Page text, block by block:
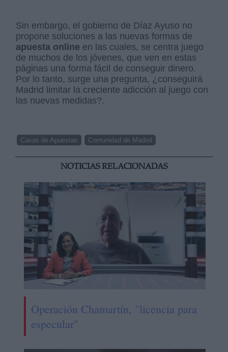
Sin embargo, el gobierno de Díaz Ayuso no
propone soluciones a las nuevas formas de
apuesta online en las cuales, se centra juego
de muchos de los jóvenes, que ven en estas
páginas una forma fácil de conseguir dinero.
Por lo tanto, surge una pregunta, ¿conseguirá
Madrid limitar la creciente adicción al juego con
las nuevas medidas?.
Casas de Apuestas Comunidad de Madrid
NOTICIAS RELACIONADAS
Operación Chamartín, "licencia para
especular"